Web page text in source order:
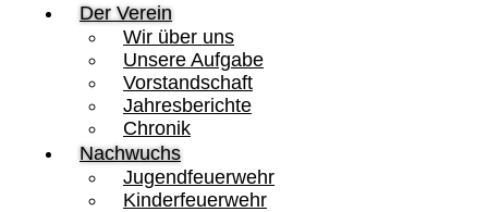
Der Verein
Wir über uns
Unsere Aufgabe
Vorstandschaft
Jahresberichte
Chronik
Nachwuchs
Jugendfeuerwehr
Kinderfeuerwehr